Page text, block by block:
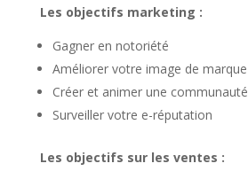
Les objectifs marketing :
Gagner en notoriété
Améliorer votre image de marque
Créer et animer une communauté
Surveiller votre e-réputation
Les objectifs sur les ventes :